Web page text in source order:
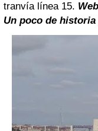
tranvía línea 15.
Un poco de